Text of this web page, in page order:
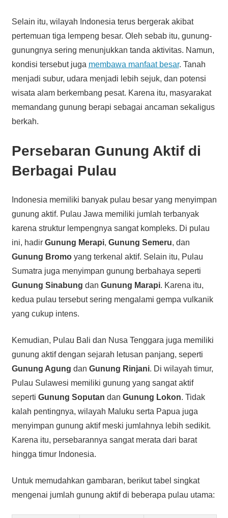
Selain itu, wilayah Indonesia terus bergerak akibat
pertemuan tiga lempeng besar. Oleh sebab itu, gunung-
gunungnya sering menunjukkan tanda aktivitas. Namun,
kondisi tersebut juga membawa manfaat besar. Tanah
menjadi subur, udara menjadi lebih sejuk, dan potensi
wisata alam berkembang pesat. Karena itu, masyarakat
memandang gunung berapi sebagai ancaman sekaligus
berkah.
Persebaran Gunung Aktif di
Berbagai Pulau
Indonesia memiliki banyak pulau besar yang menyimpan
gunung aktif. Pulau Jawa memiliki jumlah terbanyak
karena struktur lempengnya sangat kompleks. Di pulau
ini, hadir Gunung Merapi, Gunung Semeru, dan
Gunung Bromoyang terkenal aktif. Selain itu, Pulau
Sumatra juga menyimpan gunung berbahaya seperti
Gunung Sinabung dan Gunung Marapi. Karena itu,
kedua pulau tersebut sering mengalami gempa vulkanik
yang cukup intens.
Kemudian, Pulau Bali dan Nusa Tenggara juga memiliki
gunung aktif dengan sejarah letusan panjang, seperti
Gunung Agung dan Gunung Rinjani. Di wilayah timur,
Pulau Sulawesi memiliki gunung yang sangat aktif
seperti Gunung Soputan dan Gunung Lokon. Tidak
kalah pentingnya, wilayah Maluku serta Papua juga
menyimpan gunung aktif meski jumlahnya lebih sedikit.
Karena itu, persebarannya sangat merata dari barat
hingga timur Indonesia.
Untuk memudahkan gambaran, berikut tabel singkat
mengenai jumlah gunung aktif di beberapa pulau utama: